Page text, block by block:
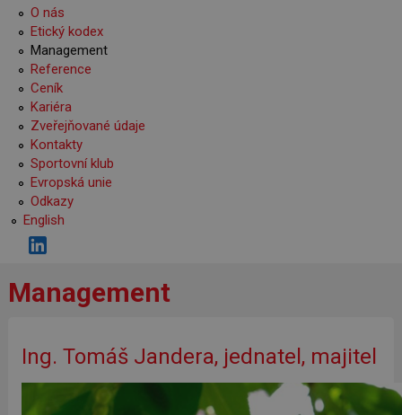
O nás
Etický kodex
Management
Reference
Ceník
Kariéra
Zveřejňované údaje
Kontakty
Sportovní klub
Evropská unie
Odkazy
English
Management
Ing. Tomáš Jandera, jednatel, majitel